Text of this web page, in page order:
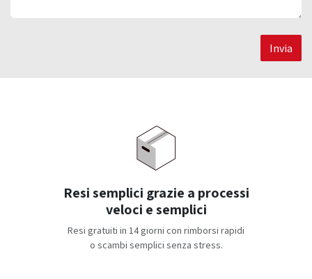
Invia
Resi semplici grazie a processi
veloci e semplici
Resi gratuiti in 14 giorni con rimborsi rapidi
o scambi semplici senza stress.